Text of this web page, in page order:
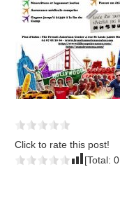
Click to rate this post!
[Total:0